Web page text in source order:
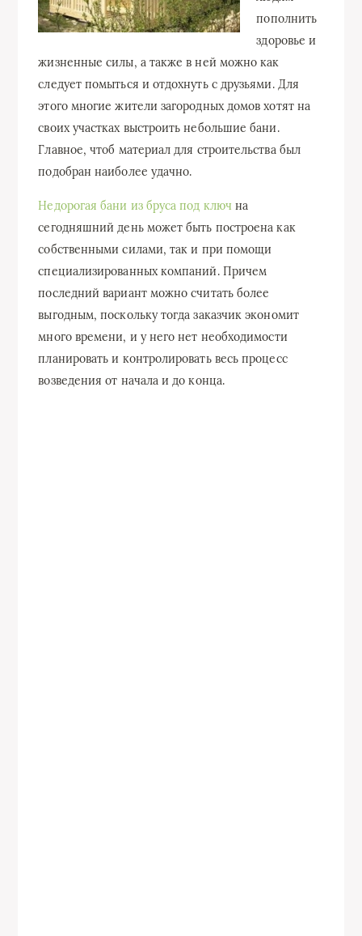
пополнить
здоровье и
жизненные силы, а также в ней можно как
следует помыться и отдохнуть с друзьями. Для
этого многие жители загородных домов хотят на
своих участках выстроить небольшие бани.
Главное, чтоб материал для строительства был
подобран наиболее удачно.
Недорогая бани из бруса под ключ на
сегодняшний день может быть построена как
собственными силами, так и при помощи
специализированных компаний. Причем
последний вариант можно считать более
выгодным, поскольку тогда заказчик экономит
много времени, и у него нет необходимости
планировать и контролировать весь процесс
возведения от начала и до конца.